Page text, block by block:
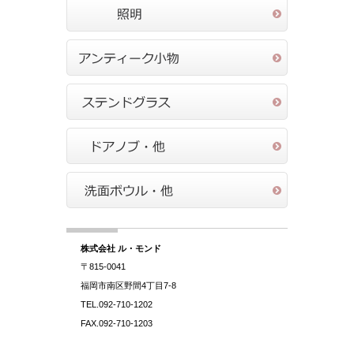
株式会社 ル・モンド
〒815-0041
福岡市南区野間4丁目7-8
TEL.092-710-1202
FAX.092-710-1203